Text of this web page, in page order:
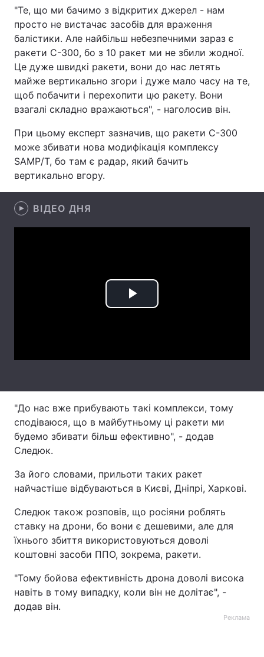
Техно і зв'язок Лайт
Зброя Інциденти
Здоров'я Туризм
Цікавинки Погода
Лонгріди
Інтерв'ю
Тема оформлення
"Те, що ми бачимо з відкритих джерел - нам
просто не вистачає засобів для враження
балістики. Але найбільш небезпечними зараз є
ракети С-300, бо з 10 ракет ми не збили жодної.
Це дуже швидкі ракети, вони до нас летять
майже вертикально згори і дуже мало часу на те,
щоб побачити і перехопити цю ракету. Вони
взагалі складно вражаються", - наголосив він.
При цьому експерт зазначив, що ракети С-300
може збивати нова модифікація комплексу
SAMP/T, бо там є радар, який бачить
вертикально вгору.
ВІДЕО ДНЯ
Play
"До нас вже прибувають такі комплекси, тому
сподіваюся, що в майбутньому ці ракети ми
будемо збивати більш ефективно", - додав
Следюк.
За його словами, прильоти таких ракет
найчастіше відбуваються в Києві, Дніпрі, Харкові.
Следюк також розповів, що росіяни роблять
ставку на дрони, бо вони є дешевими, але для
їхнього збиття використовуються доволі
коштовні засоби ППО, зокрема, ракети.
"Тому бойова ефективність дрона доволі висока
навіть в тому випадку, коли він не долітає", -
додав він.
Реклама